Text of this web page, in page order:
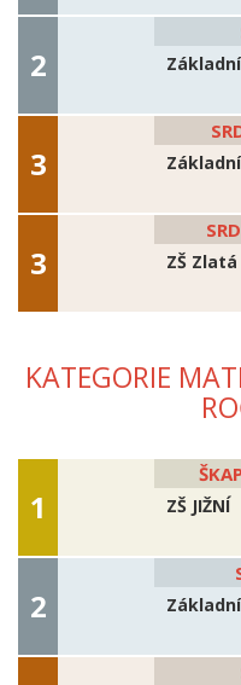
ZŠ
KATEGORIE
ZŠ JIŽNÍ